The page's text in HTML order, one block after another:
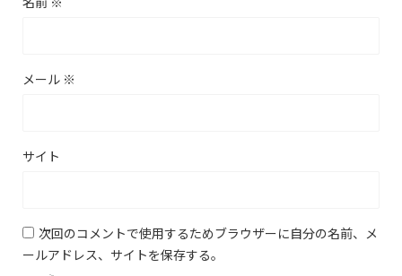
メール ※
サイト
次回のコメントで使用するためブラウザーに自分の名前、メ
ールアドレス、サイトを保存する。